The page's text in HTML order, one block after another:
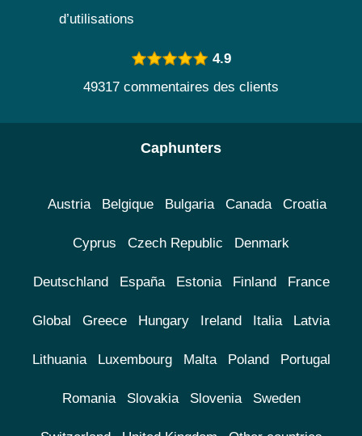
d’utilisations
4.9
49317 commentaires des clients
Caphunters
Austria Belgique Bulgaria Canada Croatia
Cyprus Czech Republic Denmark
Deutschland España Estonia Finland France
Global Greece Hungary Ireland Italia Latvia
Lithuania Luxembourg Malta Poland Portugal
Romania Slovakia Slovenia Sweden